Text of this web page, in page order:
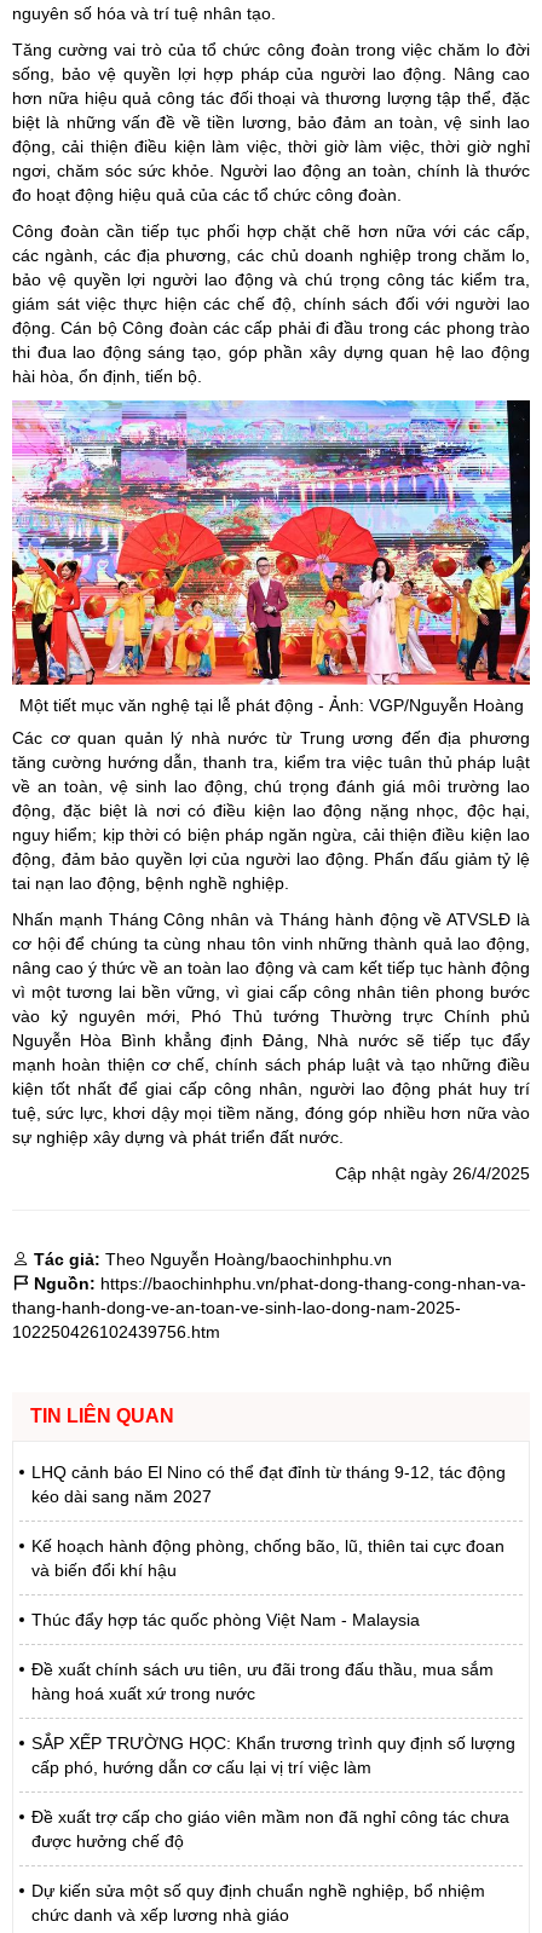
nguyên số hóa và trí tuệ nhân tạo.
Tăng cường vai trò của tổ chức công đoàn trong việc chăm lo đời
sống, bảo vệ quyền lợi hợp pháp của người lao động. Nâng cao
hơn nữa hiệu quả công tác đối thoại và thương lượng tập thể, đặc
biệt là những vấn đề về tiền lương, bảo đảm an toàn, vệ sinh lao
động, cải thiện điều kiện làm việc, thời giờ làm việc, thời giờ nghỉ
ngơi, chăm sóc sức khỏe. Người lao động an toàn, chính là thước
đo hoạt động hiệu quả của các tổ chức công đoàn.
Công đoàn cần tiếp tục phối hợp chặt chẽ hơn nữa với các cấp,
các ngành, các địa phương, các chủ doanh nghiệp trong chăm lo,
bảo vệ quyền lợi người lao động và chú trọng công tác kiểm tra,
giám sát việc thực hiện các chế độ, chính sách đối với người lao
động. Cán bộ Công đoàn các cấp phải đi đầu trong các phong trào
thi đua lao động sáng tạo, góp phần xây dựng quan hệ lao động
hài hòa, ổn định, tiến bộ.
Một tiết mục văn nghệ tại lễ phát động - Ảnh: VGP/Nguyễn Hoàng
Các cơ quan quản lý nhà nước từ Trung ương đến địa phương
tăng cường hướng dẫn, thanh tra, kiểm tra việc tuân thủ pháp luật
về an toàn, vệ sinh lao động, chú trọng đánh giá môi trường lao
động, đặc biệt là nơi có điều kiện lao động nặng nhọc, độc hại,
nguy hiểm; kịp thời có biện pháp ngăn ngừa, cải thiện điều kiện lao
động, đảm bảo quyền lợi của người lao động. Phấn đấu giảm tỷ lệ
tai nạn lao động, bệnh nghề nghiệp.
Nhấn mạnh Tháng Công nhân và Tháng hành động về ATVSLĐ là
cơ hội để chúng ta cùng nhau tôn vinh những thành quả lao động,
nâng cao ý thức về an toàn lao động và cam kết tiếp tục hành động
vì một tương lai bền vững, vì giai cấp công nhân tiên phong bước
vào kỷ nguyên mới, Phó Thủ tướng Thường trực Chính phủ
Nguyễn Hòa Bình khẳng định Đảng, Nhà nước sẽ tiếp tục đẩy
mạnh hoàn thiện cơ chế, chính sách pháp luật và tạo những điều
kiện tốt nhất để giai cấp công nhân, người lao động phát huy trí
tuệ, sức lực, khơi dậy mọi tiềm năng, đóng góp nhiều hơn nữa vào
sự nghiệp xây dựng và phát triển đất nước.
Cập nhật ngày 26/4/2025
Tác giả: Theo Nguyễn Hoàng/baochinhphu.vn
Nguồn: https://baochinhphu.vn/phat-dong-thang-cong-nhan-va-
thang-hanh-dong-ve-an-toan-ve-sinh-lao-dong-nam-2025-
102250426102439756.htm
TIN LIÊN QUAN
LHQ cảnh báo El Nino có thể đạt đỉnh từ tháng 9-12, tác động
kéo dài sang năm 2027
Kế hoạch hành động phòng, chống bão, lũ, thiên tai cực đoan
và biến đổi khí hậu
Thúc đẩy hợp tác quốc phòng Việt Nam - Malaysia
Đề xuất chính sách ưu tiên, ưu đãi trong đấu thầu, mua sắm
hàng hoá xuất xứ trong nước
SẮP XẾP TRƯỜNG HỌC: Khẩn trương trình quy định số lượng
cấp phó, hướng dẫn cơ cấu lại vị trí việc làm
Đề xuất trợ cấp cho giáo viên mầm non đã nghỉ công tác chưa
được hưởng chế độ
Dự kiến sửa một số quy định chuẩn nghề nghiệp, bổ nhiệm
chức danh và xếp lương nhà giáo